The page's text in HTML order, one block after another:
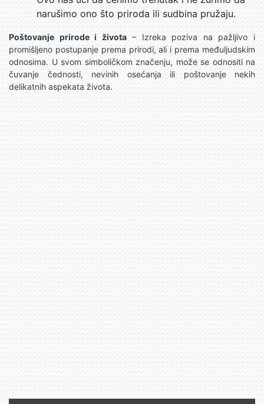
narušimo ono što priroda ili sudbina pružaju.
Poštovanje prirode i života– Izreka poziva na pažljivo i
promišljeno postupanje prema prirodi, ali i prema međuljudskim
odnosima. U svom simboličkom značenju, može se odnositi na
čuvanje čednosti, nevinih osećanja ili poštovanje nekih
delikatnih aspekata života.